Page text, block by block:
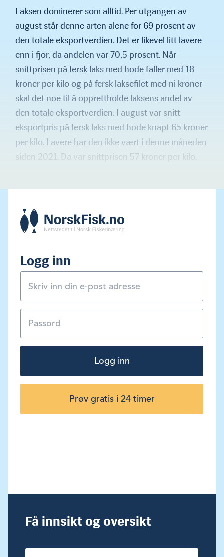
Laksen dominerer som alltid. Per utgangen av
august står denne arten alene for 69 prosent av
den totale eksportverdien. Det er likevel litt lavere
enn i fjor, da andelen var 70,5 prosent. Når
snittprisen på fersk laks med hode faller med 18
kroner per kilo og på fersk laksefilet med ni kroner
skal det noe til å opprettholde laksens andel av
den totale eksportverdien. I august var snitt
eksportpris på fersk laks med hode knapt 65 kroner
per kilo. Lavere har den ikke vært i denne måneden
siden 2021. Da var snittprisen 57 kroner per kilo.
Logg inn
Logg inn
Prøv gratis i 24 timer
Få innsikt og oversikt